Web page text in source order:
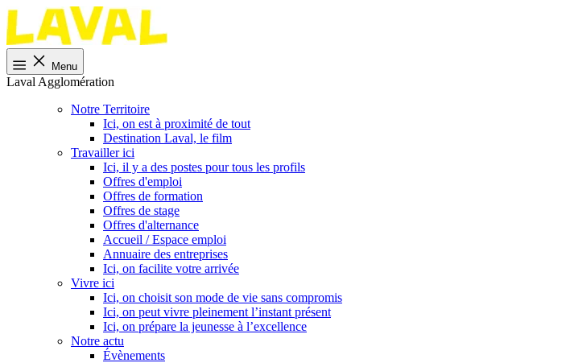
Menu
Laval Agglomération
Notre Territoire
Ici, on est à proximité de tout
Destination Laval, le film
Travailler ici
Ici, il y a des postes pour tous les profils
Offres d'emploi
Offres de formation
Offres de stage
Offres d'alternance
Accueil / Espace emploi
Annuaire des entreprises
Ici, on facilite votre arrivée
Vivre ici
Ici, on choisit son mode de vie sans compromis
Ici, on peut vivre pleinement l’instant présent
Ici, on prépare la jeunesse à l’excellence
Notre actu
Évènements